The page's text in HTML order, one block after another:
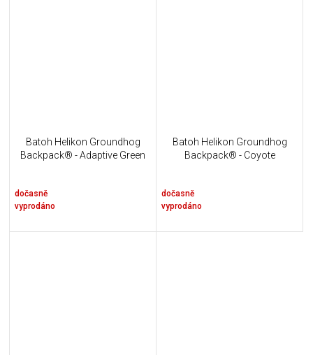
Batoh Helikon Groundhog
Backpack® - Adaptive Green
dočasně
vyprodáno
Batoh Helikon Groundhog
Backpack® - Coyote
dočasně
vyprodáno